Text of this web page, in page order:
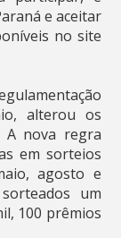
e aceitar
no site
alterou os
A nova regra
em sorteios
agosto e
um
100 prêmios